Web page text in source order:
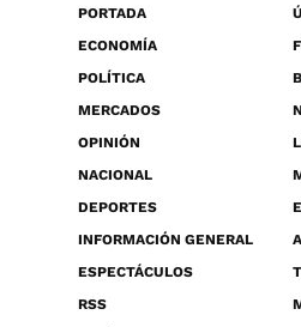
PORTADA
ECONOMÍA
POLÍTICA
MERCADOS
OPINIÓN
NACIONAL
DEPORTES
INFORMACIÓN GENERAL
ESPECTÁCULOS
RSS